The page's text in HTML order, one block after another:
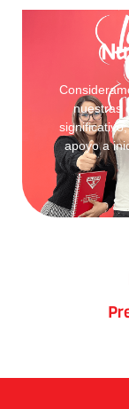
nuestras
apoyo a